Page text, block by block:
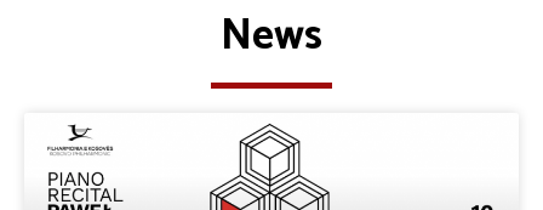
News